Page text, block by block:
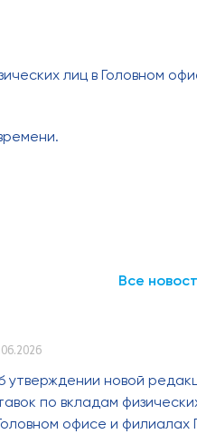
лиц в Головном
Все
утверждении новой
по вкладам
офисе и филиалах